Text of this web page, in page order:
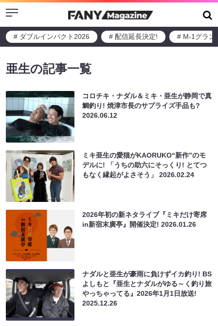
Menu
# ダブルインパクト2026 # 配信延長決定! # M-1グラン
亜生の記事一覧
コロチキ・ナダル＆ミキ・亜生が静岡で真
鯛釣り! 焼津市長のサプライズ手品も?
2026.06.12
ミキ亜生の愛猫がKAORUKO“新作”のモ
デルに! 「うちの助六にそっくり! とてつ
もなく縁起がよさそう」2026.02.24
2026年初の新ネタライブ『ミキだけ寄席
in新宿末廣亭』開催決定!2026.01.26
ナダルと亜生が豪雨に負けずイカ釣り! BS
よしもと『亜生とナダルがゆる～く釣り旅
やっちゃってる』2026年1月1日放送!
2025.12.26